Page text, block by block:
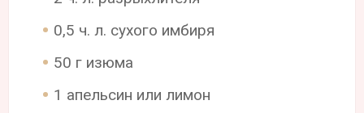
0,5 ч. л. сухого имбиря
50 г изюма
1 апельсин или лимон